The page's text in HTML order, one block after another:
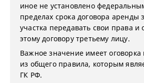
иное не установлено
пределах срока договора аренды
участка передавать свои права и
этому договору третьему лицу.
Важное значение имеет
из общего правила, которым
ГК РФ.